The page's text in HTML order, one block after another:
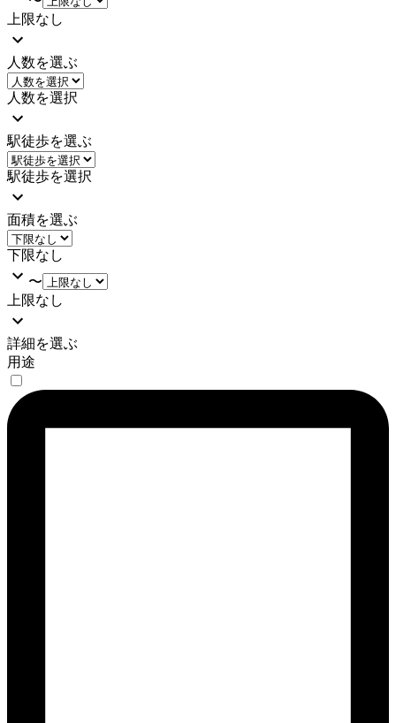
上限なし
人数を選ぶ
人数を選択
駅徒歩を選ぶ
駅徒歩を選択
面積を選ぶ
下限なし
〜
上限なし
詳細を選ぶ
用途